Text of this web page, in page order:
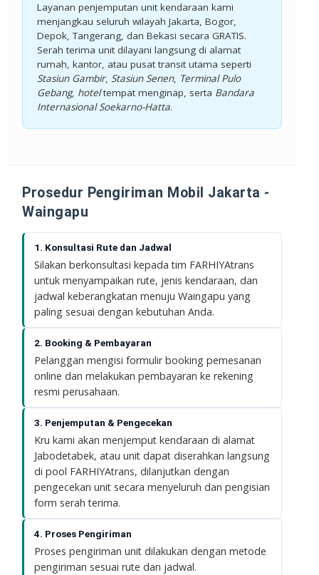
Layanan penjemputan unit kendaraan kami
menjangkau seluruh wilayah Jakarta, Bogor,
Depok, Tangerang, dan Bekasi secaraGRATIS.
Serah terima unit dilayani langsung di alamat
rumah, kantor, atau pusat transit utama seperti
Stasiun Gambir,Stasiun Senen, Terminal Pulo
Gebang, hoteltempat menginap, serta Bandara
Internasional Soekarno-Hatta.
Prosedur Pengiriman Mobil Jakarta -
Waingapu
1. Konsultasi Rute dan Jadwal
Silakan berkonsultasi kepada tim FARHIYAtrans
untuk menyampaikan rute, jenis kendaraan, dan
jadwal keberangkatan menuju Waingapu yang
paling sesuai dengan kebutuhan Anda.
2. Booking & Pembayaran
Pelanggan mengisi formulir booking pemesanan
online dan melakukan pembayaran ke rekening
resmi perusahaan.
3. Penjemputan & Pengecekan
Kru kami akan menjemput kendaraan di alamat
Jabodetabek, atau unit dapat diserahkan langsung
di pool FARHIYAtrans, dilanjutkan dengan
pengecekan unit secara menyeluruh dan pengisian
form serah terima.
4. Proses Pengiriman
Proses pengiriman unit dilakukan dengan metode
pengiriman sesuai rute dan jadwal.